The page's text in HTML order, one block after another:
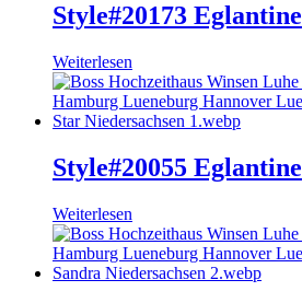
Style#20173 Eglantine
Weiterlesen
Style#20055 Eglantine
Weiterlesen